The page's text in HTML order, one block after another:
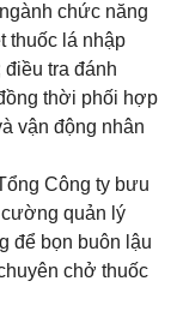
chức năng
thuốc lá nhập
tra đánh
thời phối hợp
vận động nhân
Công ty bưu
quản lý
để bọn buôn lậu
chở thuốc